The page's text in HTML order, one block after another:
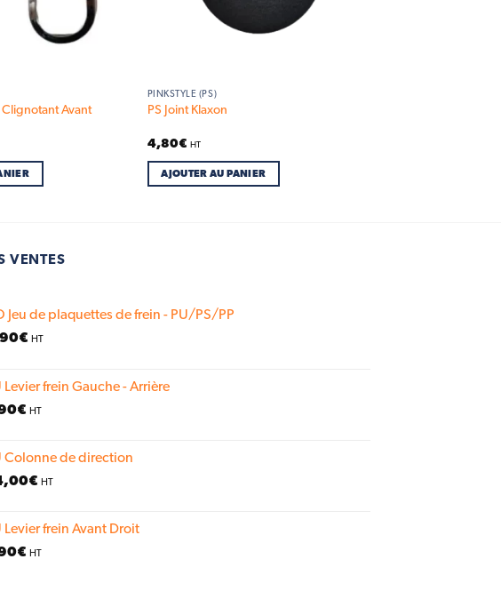
Clignotant Avant
PINKSTYLE (PS)
PS Joint Klaxon
4,80€ HT
AJOUTER AU PANIER
VENTES
Jeu de plaquettes de frein - PU/PS/PP
€ HT
Levier frein Gauche - Arrière
€ HT
Colonne de direction
€ HT
Levier frein Avant Droit
€ HT